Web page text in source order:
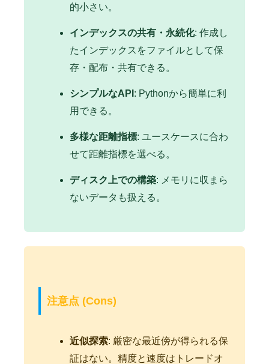
的小さい。
インデックスの共有・永続化: 作成し
たインデックスをファイルとして保
存・配布・共有できる。
シンプルなAPI : Pythonから簡単に利
用できる。
多様な距離指標: ユースケースに合わ
せて距離指標を選べる。
ディスク上での構築: メモリに収まら
ないデータも扱える。
注意点 (Cons)
近似探索: 厳密な最近傍が得られる保
証はない。精度と速度はトレードオ